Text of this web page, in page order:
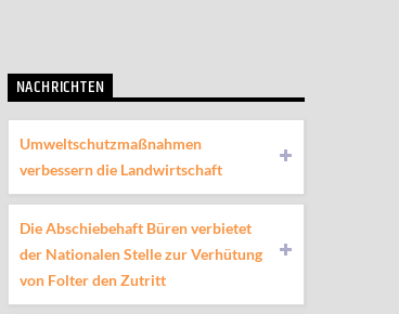
NACHRICHTEN
Umweltschutzmaßnahmen
verbessern die Landwirtschaft
Die Abschiebehaft Büren verbietet
der Nationalen Stelle zur Verhütung
von Folter den Zutritt